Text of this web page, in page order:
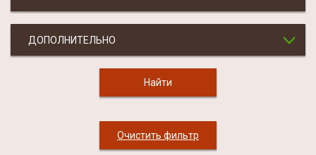
ДОПОЛНИТЕЛЬНО
Очистить фильтр